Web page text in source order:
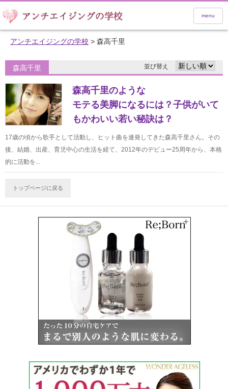
menu
アンチエイジングの学校 > 森高千里
森高千里 並び替え
森高千里のような
モテる美脚になるには？子供がいて
もかわいい若い秘訣は？
17歳の頃から歌手として活動し、ヒット曲を連発してきた森高千里さん。その
後、結婚、出産、育児中心の生活を経て、2012年のデビュー25周年から、本格
的に活動を...
トップページに戻る